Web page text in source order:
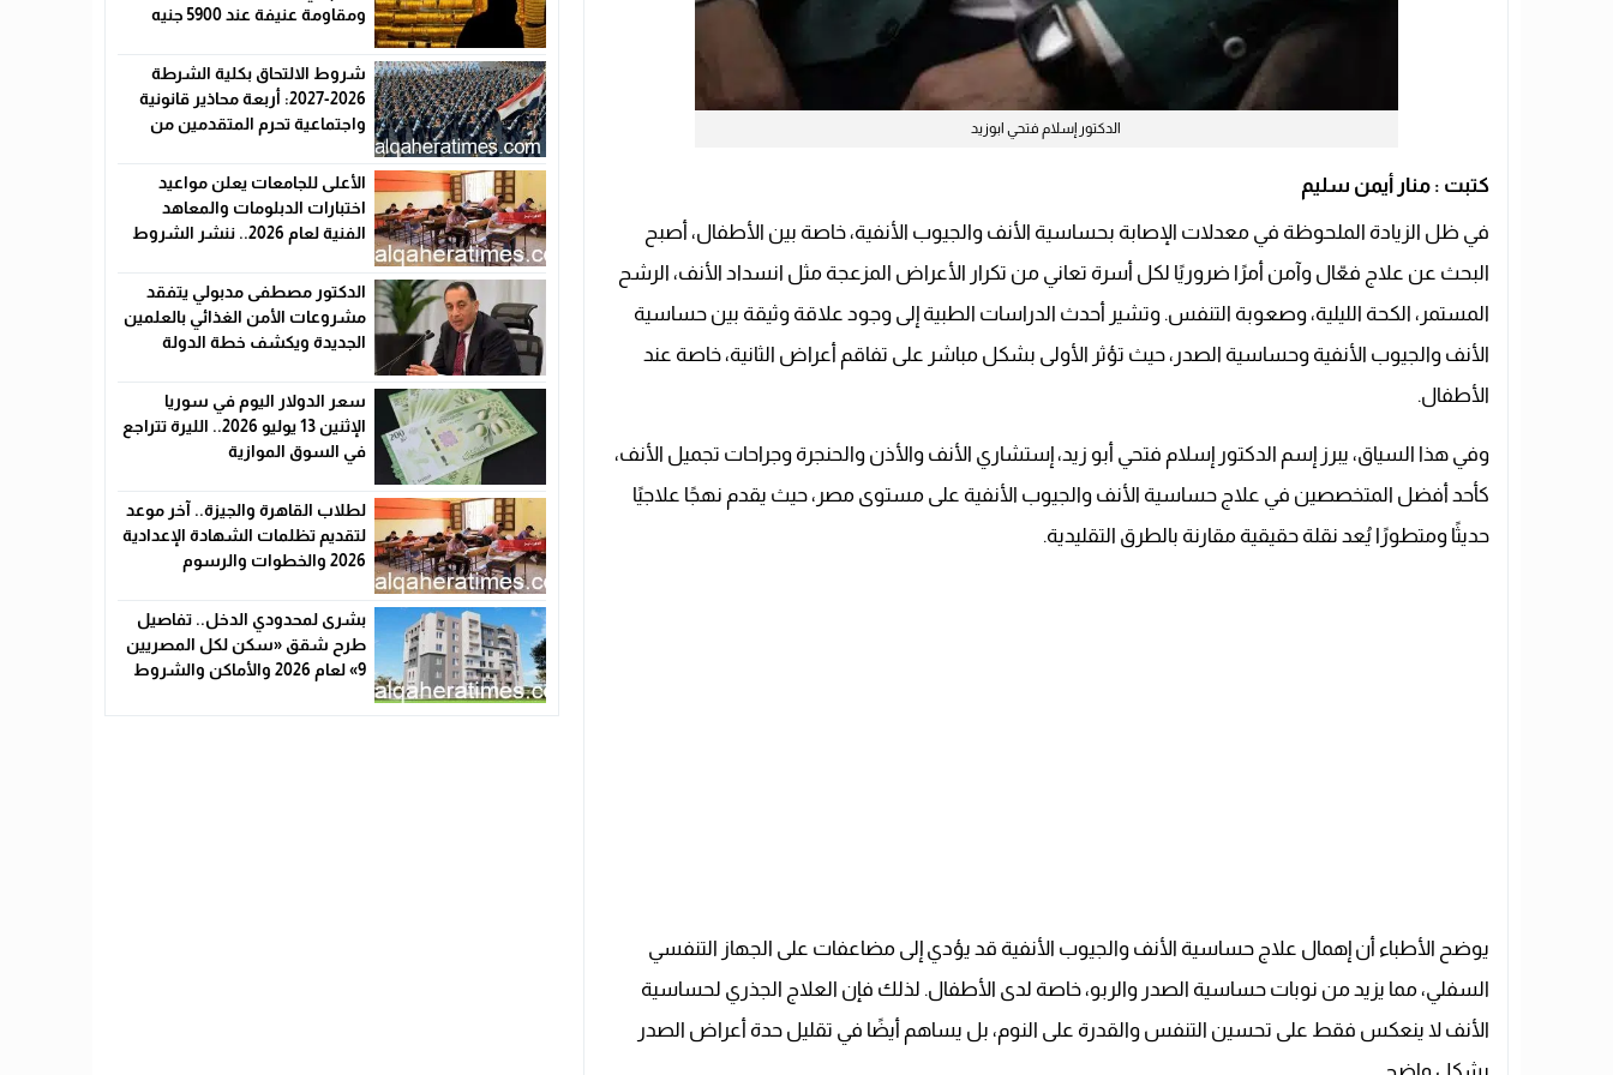
الدكتور إسلام فتحي ابوزيد
كتبت : منار أيمن سليم
في ظل الزيادة الملحوظة في معدلات الإصابة بحساسية الأنف والجيوب الأنفية، خاصة بين الأطفال، أصبح
البحث عن علاج فعّال وآمن أمرًا ضروريًا لكل أسرة تعاني من تكرار الأعراض المزعجة مثل انسداد الأنف، الرشح
المستمر، الكحة الليلية، وصعوبة التنفس. وتشير أحدث الدراسات الطبية إلى وجود علاقة وثيقة بين حساسية
الأنف والجيوب الأنفية وحساسية الصدر، حيث تؤثر الأولى بشكل مباشر على تفاقم أعراض الثانية، خاصة عند
الأطفال.
وفي هذا السياق، يبرز إسم الدكتور إسلام فتحي أبو زيد، إستشاري الأنف والأذن والحنجرة وجراحات تجميل الأنف،
كأحد أفضل المتخصصين في علاج حساسية الأنف والجيوب الأنفية على مستوى مصر، حيث يقدم نهجًا علاجيًا
حديثًا ومتطورًا يُعد نقلة حقيقية مقارنة بالطرق التقليدية.
يوضح الأطباء أن إهمال علاج حساسية الأنف والجيوب الأنفية قد يؤدي إلى مضاعفات على الجهاز التنفسي
السفلي، مما يزيد من نوبات حساسية الصدر والربو، خاصة لدى الأطفال. لذلك فإن العلاج الجذري لحساسية
الأنف لا ينعكس فقط على تحسين التنفس والقدرة على النوم، بل يساهم أيضًا في تقليل حدة أعراض الصدر
ومقاومة عنيفة عند 5900 جنيه
شروط الالتحاق بكلية الشرطة
2026-2027: أربعة محاذير قانونية
واجتماعية تحرم المتقدمين من
الأعلى للجامعات يعلن مواعيد
اختبارات الدبلومات والمعاهد
الفنية لعام 2026.. ننشر الشروط
الدكتور مصطفى مدبولي يتفقد
مشروعات الأمن الغذائي بالعلمين
الجديدة ويكشف خطة الدولة
سعر الدولار اليوم في سوريا
الإثنين 13 يوليو 2026.. الليرة تتراجع
في السوق الموازية
لطلاب القاهرة والجيزة.. آخر موعد
لتقديم تظلمات الشهادة الإعدادية
2026 والخطوات والرسوم
بشرى لمحدودي الدخل.. تفاصيل
طرح شقق «سكن لكل المصريين
9» لعام 2026 والأماكن والشروط